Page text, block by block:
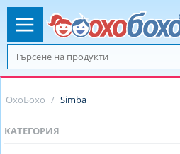
ОхоБохо / Simba
КАТЕГОРИЯ